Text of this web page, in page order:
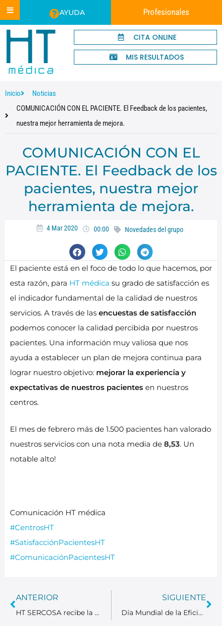
AYUDA Profesionales
CITA ONLINE
MIS RESULTADOS
Inicio
Noticias
COMUNICACIÓN CON EL PACIENTE. El Feedback de los pacientes,
nuestra mejor herramienta de mejora.
COMUNICACIÓN CON EL
PACIENTE. El Feedback de los
pacientes, nuestra mejor
herramienta de mejora.
4 Mar 2020 00:00 Novedades del grupo
El paciente está en el foco de todo lo que hacemos, por
esta razón, para HT médica su grado de satisfacción es
el indicador fundamental de la calidad de nuestros
servicios. A través de las encuestas de satisfacción
podemos conocer la calidad percibida por nuestros
pacientes. Una información muy valiosa que nos
ayuda a establecer un plan de mejora continua para
lograr nuestro objetivo: mejorar la experiencia y
expectativas de nuestros pacientes en nuestros
centros.
El mes de febrero más de 1.500 pacientes han valorado
nuestros servicios con una nota media de 8,53. Un
notable alto!​
Comunicación HT médica
#CentrosHT
#SatisfacciónPacientesHT
#ComunicaciónPacientesHT
ANTERIOR
HT SERCOSA recibe la certificación de la ACSA
SIGUIENTE
Día Mundial de la Eficiencia Energética